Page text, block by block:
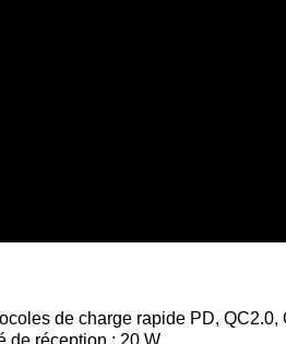
de charge rapide PD, QC2.0,
de réception : 20 W